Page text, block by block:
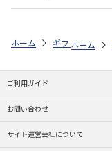
ホーム ギフトストア
ホーム
ご利用ガイド
お問い合わせ
サイト運営会社について